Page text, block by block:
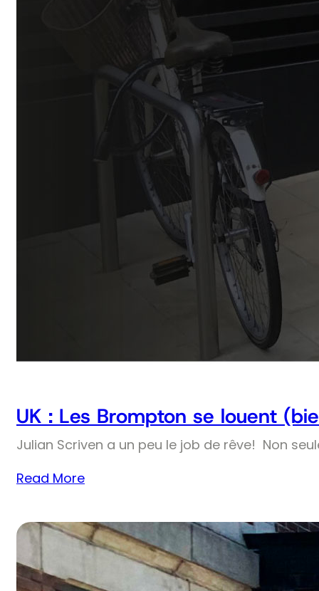
UK : Les Brompton se louent
Julian Scriven a un peu le job de rêve! Non
Read More